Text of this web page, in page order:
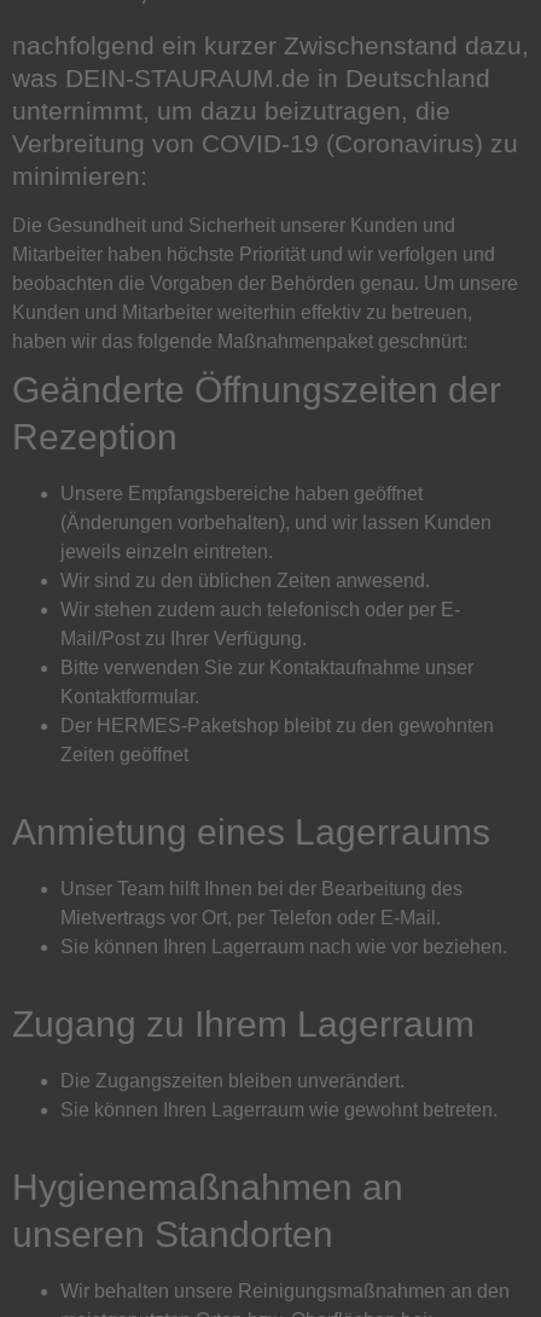
nachfolgend ein kurzer Zwischenstand dazu,
was DEIN-STAURAUM.de in Deutschland
unternimmt, um dazu beizutragen, die
Verbreitung von COVID-19 (Coronavirus) zu
minimieren:
Die Gesundheit und Sicherheit unserer Kunden und
Mitarbeiter haben höchste Priorität und wir verfolgen und
beobachten die Vorgaben der Behörden genau. Um unsere
Kunden und Mitarbeiter weiterhin effektiv zu betreuen,
haben wir das folgende Maßnahmenpaket geschnürt:
Geänderte Öffnungszeiten der
Rezeption
Unsere Empfangsbereiche haben geöffnet
(Änderungen vorbehalten), und wir lassen Kunden
jeweils einzeln eintreten.
Wir sind zu den üblichen Zeiten anwesend.
Wir stehen zudem auch telefonisch oder per E-
Mail/Post zu Ihrer Verfügung.
Bitte verwenden Sie zur Kontaktaufnahme unser
Kontaktformular.
Der HERMES-Paketshop bleibt zu den gewohnten
Zeiten geöffnet
Anmietung eines Lagerraums
Unser Team hilft Ihnen bei der Bearbeitung des
Mietvertrags vor Ort, per Telefon oder E-Mail.
Sie können Ihren Lagerraum nach wie vor beziehen.
Zugang zu Ihrem Lagerraum
Die Zugangszeiten bleiben unverändert.
Sie können Ihren Lagerraum wie gewohnt betreten.
Hygienemaßnahmen an
unseren Standorten
Wir behalten unsere Reinigungsmaßnahmen an den